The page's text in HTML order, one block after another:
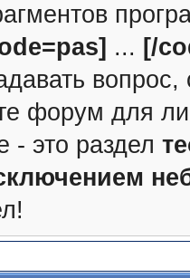
... [/
вопрос,
форум для
- это раздел